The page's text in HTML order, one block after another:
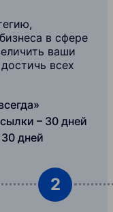
в сфере
ваши
всех
– 30 дней
дней
2